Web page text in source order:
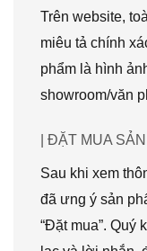
Trên website,
miêu tả chính
phẩm là hình
showroom/văn
| ĐẶT MUA
Sau khi xem
đã ưng ý sản
“Đặt mua”. Quý